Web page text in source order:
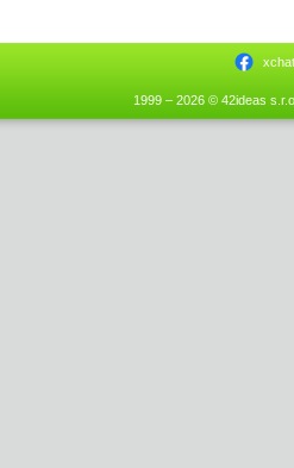
1999 – 2026 © 42ideas s.r.o.